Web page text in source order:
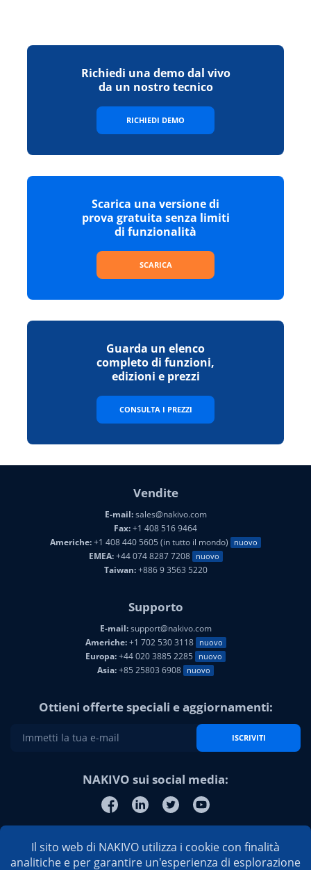
Richiedi una demo dal vivo
da un nostro tecnico
RICHIEDI DEMO
Scarica una versione di
prova gratuita senza limiti
di funzionalità
SCARICA
Guarda un elenco
completo di funzioni,
edizioni e prezzi
CONSULTA I PREZZI
Vendite
E-mail:sales@nakivo.com
Fax:+1 408 516 9464
Americhe:+1 408 440 5605 (in tutto il mondo) nuovo
EMEA:+44 074 8287 7208 nuovo
Taiwan:+886 9 3563 5220
Supporto
E-mail:support@nakivo.com
Americhe:+1 702 530 3118 nuovo
Europa:+44 020 3885 2285 nuovo
Asia:+85 25803 6908 nuovo
Ottieni offerte speciali e aggiornamenti:
ISCRIVITI
NAKIVO sui social media:
Il sito web di NAKIVO utilizza i cookie con finalità
analitiche e per garantire un'esperienza di esplorazione